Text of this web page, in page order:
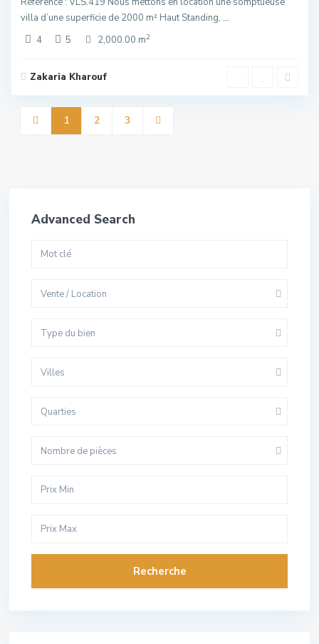
villa d’une superficie de 2000 m² Haut Standing, ...
4
5 2,000.00 m2
Zakaria Kharouf
1 2 3
Advanced Search
Vente / Location
Type du bien
Villes
Quarties
Nombre de pièces
Recherche